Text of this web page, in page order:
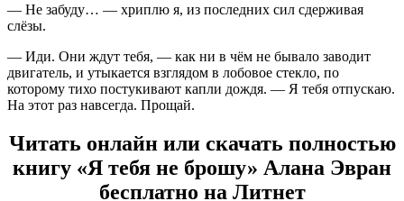
— Не забуду… — хриплю я, из последних сил сдерживая
слёзы.
— Иди. Они ждут тебя, — как ни в чём не бывало заводит
двигатель, и утыкается взглядом в лобовое стекло, по
которому тихо постукивают капли дождя. — Я тебя отпускаю.
На этот раз навсегда. Прощай.
Читать онлайн или скачать полностью
книгу «Я тебя не брошу» Алана Эвран
бесплатно на Литнет